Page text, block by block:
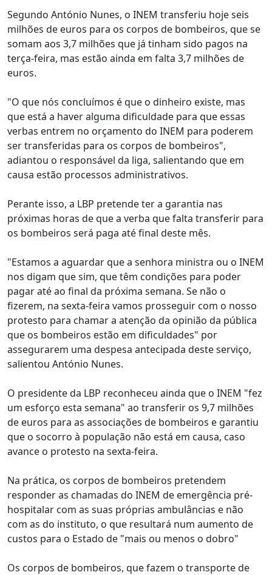
Segundo António Nunes, o INEM transferiu hoje seis
milhões de euros para os corpos de bombeiros, que se
somam aos 3,7 milhões que já tinham sido pagos na
terça-feira, mas estão ainda em falta 3,7 milhões de
euros.
"O que nós concluímos é que o dinheiro existe, mas
que está a haver alguma dificuldade para que essas
verbas entrem no orçamento do INEM para poderem
ser transferidas para os corpos de bombeiros",
adiantou o responsável da liga, salientando que em
causa estão processos administrativos.
Perante isso, a LBP pretende ter a garantia nas
próximas horas de que a verba que falta transferir para
os bombeiros será paga até final deste mês.
"Estamos a aguardar que a senhora ministra ou o INEM
nos digam que sim, que têm condições para poder
pagar até ao final da próxima semana. Se não o
fizerem, na sexta-feira vamos prosseguir com o nosso
protesto para chamar a atenção da opinião da pública
que os bombeiros estão em dificuldades" por
assegurarem uma despesa antecipada deste serviço,
salientou António Nunes.
O presidente da LBP reconheceu ainda que o INEM "fez
um esforço esta semana" ao transferir os 9,7 milhões
de euros para as associações de bombeiros e garantiu
que o socorro à população não está em causa, caso
avance o protesto na sexta-feira.
Na prática, os corpos de bombeiros pretendem
responder as chamadas do INEM de emergência pré-
hospitalar com as suas próprias ambulâncias e não
com as do instituto, o que resultará num aumento de
custos para o Estado de "mais ou menos o dobro"
Os corpos de bombeiros, que fazem o transporte de